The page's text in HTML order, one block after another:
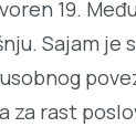
19.
Sajam je
za rast